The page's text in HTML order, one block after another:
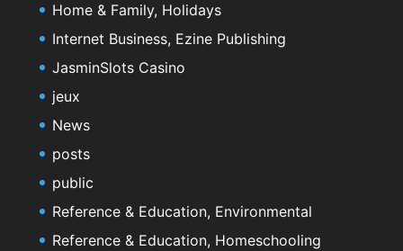
Home & Family, Holidays
Internet Business, Ezine Publishing
JasminSlots Casino
jeux
News
posts
public
Reference & Education, Environmental
Reference & Education, Homeschooling